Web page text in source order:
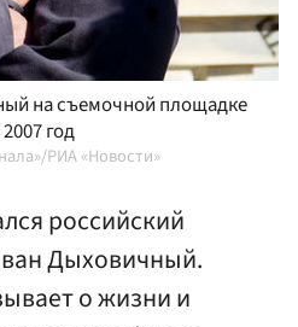
на съемочной площадке
год
РИА «Новости»
российский
Дыховичный.
о жизни и